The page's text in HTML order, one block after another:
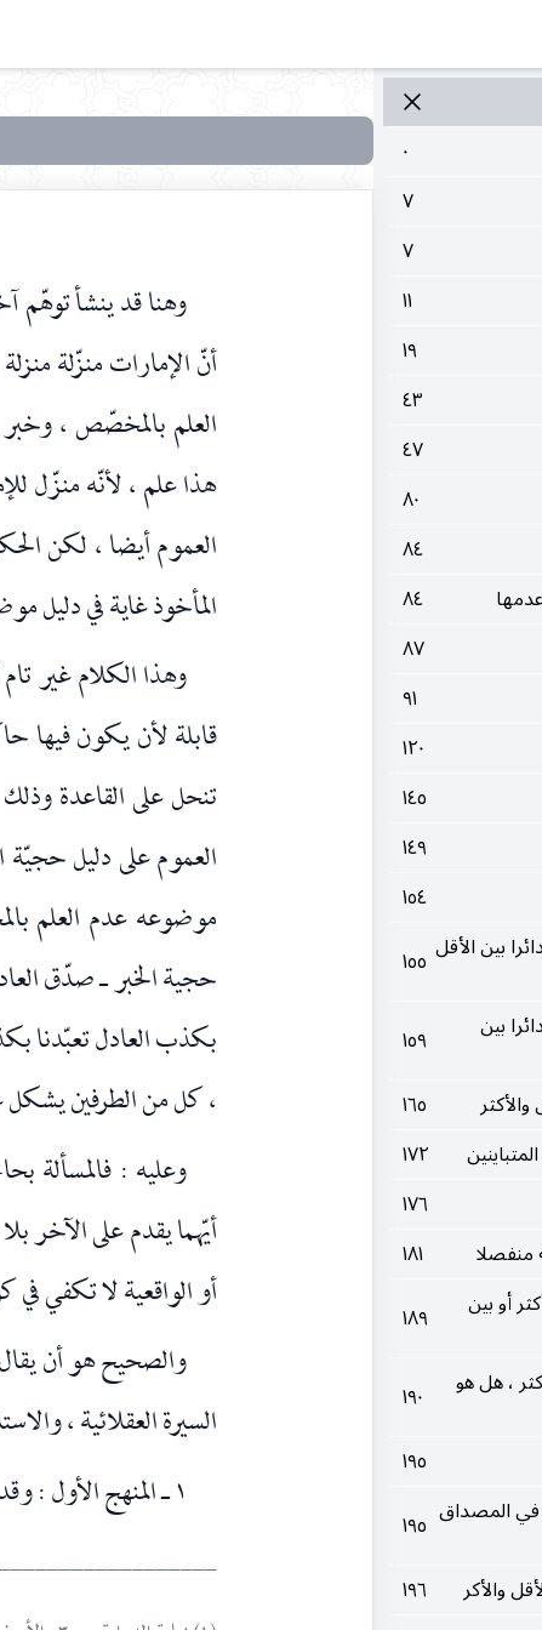
٠
٧
٧
١١
١٩
٤٣
٤٧
٨٠
٨٤
٨٤
٨٧
٩١
١٢٠
١٤٥
١٤٩
١٥٤
بين الأقل ١٥٥
بين
١٥٩
١٦٥
١٧٢
١٧٦
١٨١
أو بين
١٨٩
، هل هو
١٩٠
١٩٥
المصداق ١٩٥
والأكر
١٩٦
البحث
البحث
في
وهنا قد ينشأ توهّم
أنّ الإمارات منزّلة
العلم بالمخصّص ،
هذا علم ، لأنّه منزّل
العموم أيضا ، لكن
المأخوذ غاية في دليل
وهذا الكلام غير
قابلة لأن يكون فيها
تنحل على القاعدة
العموم على دليل
موضوعه عدم العلم
حجية الخبر ـ صدّق
بكذب العادل تعبّدنا
، كل من الطرفين يشكل
وعليه : فالمسألة
أيّهما يقدم على الآخر
أو الواقعية لا تكفي
والصحيح هو أن
السيرة العقلائية ،
١ ـ المنهج الأول : وقد سلكه المحقق الأصفهاني (قده)
__________________